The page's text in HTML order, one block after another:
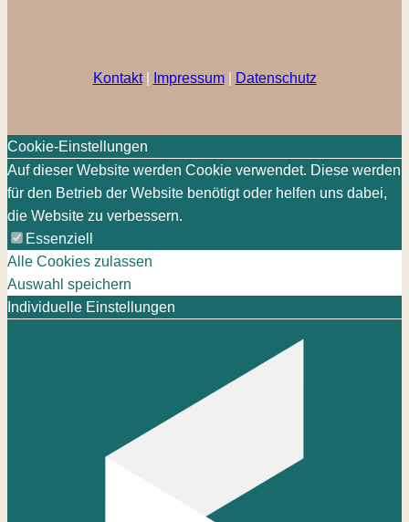
Kontakt| Impressum| Datenschutz
Cookie-Einstellungen
Auf dieser Website werden Cookie verwendet. Diese werden
für den Betrieb der Website benötigt oder helfen uns dabei,
die Website zu verbessern.
Essenziell
Alle Cookies zulassen
Auswahl speichern
Individuelle Einstellungen